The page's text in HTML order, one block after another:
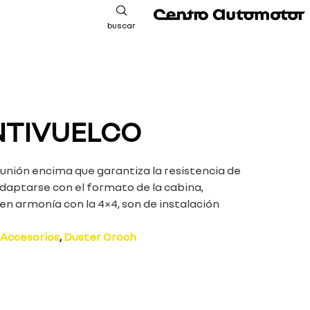
buscar
encima que garantiza la resistencia de
con el formato de la cabina,
armonía con la 4×4, son de instalación
Accesorios, Duster Oroch